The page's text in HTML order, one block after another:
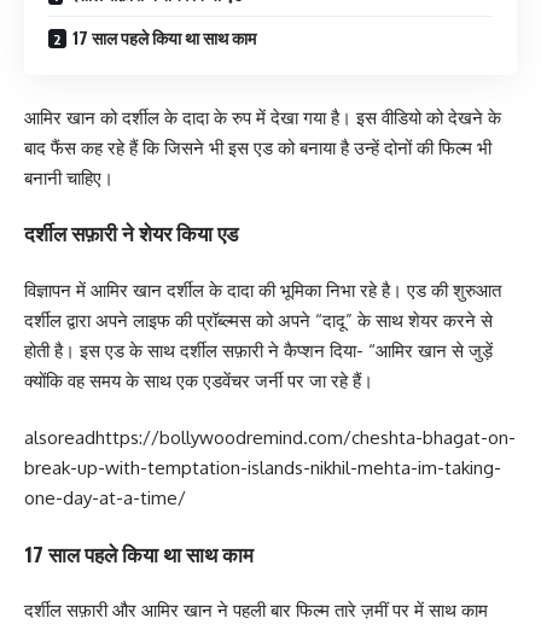
17 साल पहले किया था साथ काम
आमिर खान को दर्शील के दादा के रुप में देखा गया है। इस वीडियो को देखने के
बाद फैंस कह रहे हैं कि जिसने भी इस एड को बनाया है उन्हें दोनों की फिल्म भी
बनानी चाहिए।
दर्शील सफ़ारी ने शेयर किया एड
विज्ञापन में आमिर खान दर्शील के दादा की भूमिका निभा रहे है। एड की शुरुआत
दर्शील द्वारा अपने लाइफ की प्रॉब्ल्मस को अपने “दादू” के साथ शेयर करने से
होती है। इस एड के साथ दर्शील सफ़ारी ने कैप्शन दिया- “आमिर खान से जुड़ें
क्योंकि वह समय के साथ एक एडवेंचर जर्नी पर जा रहे हैं।
alsoreadhttps://bollywoodremind.com/cheshta-bhagat-on-
break-up-with-temptation-islands-nikhil-mehta-im-taking-
one-day-at-a-time/
17 साल पहले किया था साथ काम
दर्शील सफ़ारी और आमिर खान ने पहली बार फिल्म तारे ज़मीं पर में साथ काम